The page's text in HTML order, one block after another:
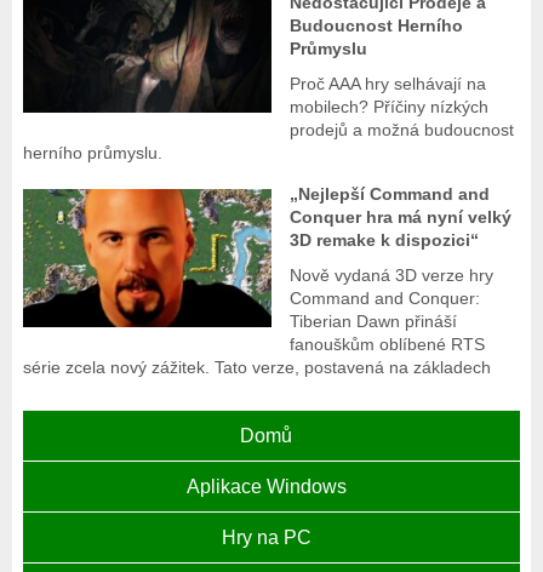
Budoucnost Herního
Průmyslu
Proč AAA hry selhávají na
mobilech? Příčiny nízkých
prodejů a možná budoucnost
herního průmyslu.
„Nejlepší Command and
Conquer hra má nyní velký
3D remake k dispozici“
Nově vydaná 3D verze hry
Command and Conquer:
Tiberian Dawn přináší
fanouškům oblíbené RTS
série zcela nový zážitek. Tato verze, postavená na základech
Domů
Aplikace Windows
Hry na PC